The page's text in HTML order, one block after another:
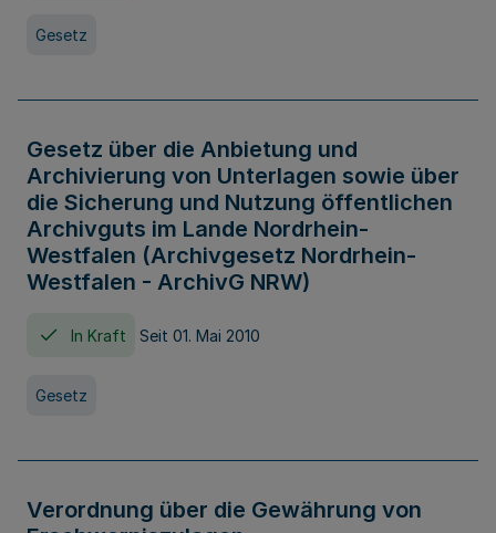
Gesetz
Gesetz über die Anbietung und
Archivierung von Unterlagen sowie über
die Sicherung und Nutzung öffentlichen
Archivguts im Lande Nordrhein-
Westfalen (Archivgesetz Nordrhein-
Westfalen - ArchivG NRW)
In Kraft Seit 01. Mai 2010
Gesetz
Verordnung über die Gewährung von